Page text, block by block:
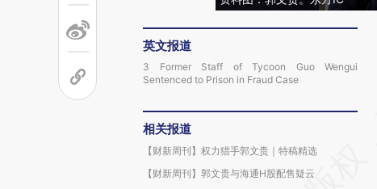
英文报道
3 Former Staff of Tycoon Guo Wengui
Sentenced to Prison in Fraud Case
相关报道
【财新周刊】权力猎手郭文贵｜特稿精选
【财新周刊】郭文贵与海通H股配售疑云